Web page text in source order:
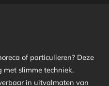
of particulieren? Deze
slimme techniek,
in uitvalmaten van